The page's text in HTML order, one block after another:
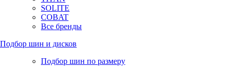
SOLITE
COBAT
Все бренды
Подбор шин и дисков
Подбор шин по размеру